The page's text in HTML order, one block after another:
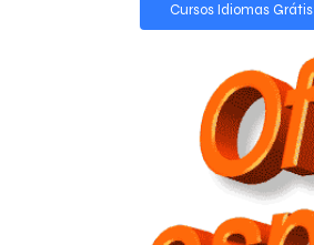
Cursos Idiomas Grátis